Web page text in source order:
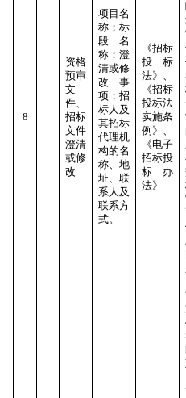
8
资格
预审
文
件、
招标
文件
澄清
或修
改
项目名
称；标
段名
称；澄
清或修
改事
项；招
标人及
其招标
代理机
构的名
称、地
址、联
系人及
联系方
式。
《招标
投标
法》、
《招标
投标法
实施条
例》、
《电子
招标投
标办
法》